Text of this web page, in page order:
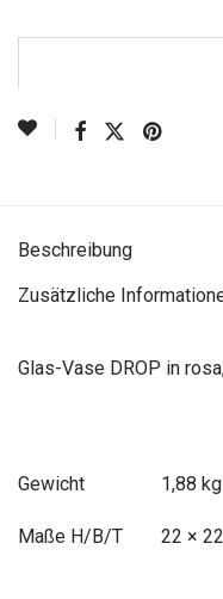
Beschreibung
Zusätzliche
Glas-Vase DROP in
Gewicht 1,88 kg
Maße 22 ×